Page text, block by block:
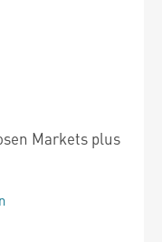
Markets plus